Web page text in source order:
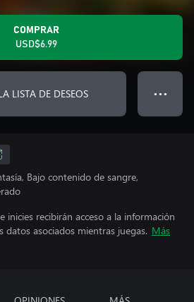
COMPRAR
USD$6.99
LISTA DE DESEOS ● ● ●
Bajo contenido de sangre,
inicies recibirán acceso a la información
asociados mientras juegas. Más